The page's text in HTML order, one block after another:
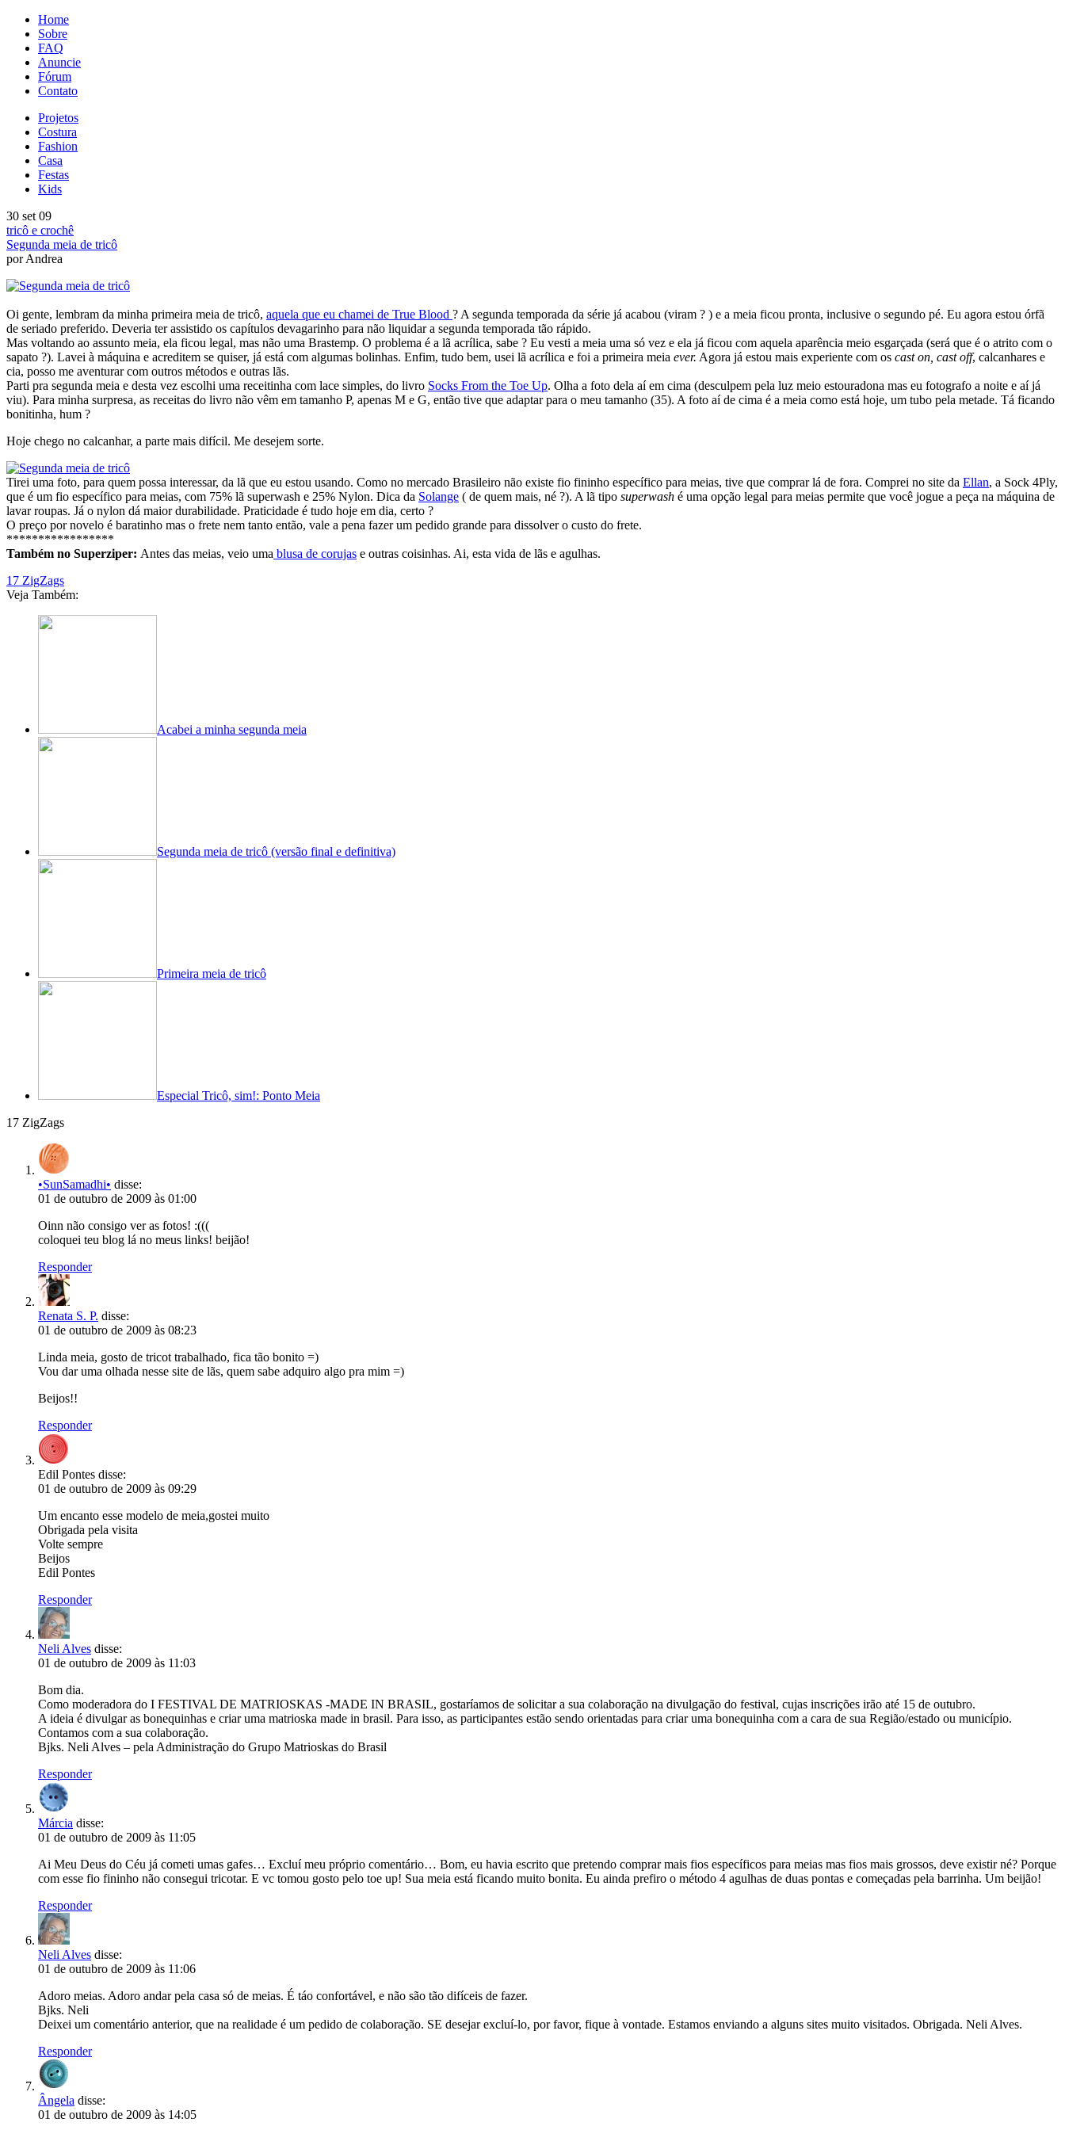
Home
Sobre
FAQ
Anuncie
Fórum
Contato
Projetos
Costura
Fashion
Casa
Festas
Kids
30 set 09
tricô e crochê
Segunda meia de tricô
por Andrea
Oi gente, lembram da minha primeira meia de tricô, aquela que eu chamei de True Blood ? A segunda temporada da série já acabou (viram ? ) e a meia ficou pronta, inclusive o segundo pé. Eu agora estou órfã
de seriado preferido. Deveria ter assistido os capítulos devagarinho para não liquidar a segunda temporada tão rápido.
Mas voltando ao assunto meia, ela ficou legal, mas não uma Brastemp. O problema é a lã acrílica, sabe ? Eu vesti a meia uma só vez e ela já ficou com aquela aparência meio esgarçada (será que é o atrito com o
sapato ?). Lavei à máquina e acreditem se quiser, já está com algumas bolinhas. Enfim, tudo bem, usei lã acrílica e foi a primeira meia ever. Agora já estou mais experiente com os cast on, cast off, calcanhares e
cia, posso me aventurar com outros métodos e outras lãs.
Parti pra segunda meia e desta vez escolhi uma receitinha com lace simples, do livro Socks From the Toe Up. Olha a foto dela aí em cima (desculpem pela luz meio estouradona mas eu fotografo a noite e aí já
viu). Para minha surpresa, as receitas do livro não vêm em tamanho P, apenas M e G, então tive que adaptar para o meu tamanho (35). A foto aí de cima é a meia como está hoje, um tubo pela metade. Tá ficando
bonitinha, hum ?
Hoje chego no calcanhar, a parte mais difícil. Me desejem sorte.
Tirei uma foto, para quem possa interessar, da lã que eu estou usando. Como no mercado Brasileiro não existe fio fininho específico para meias, tive que comprar lá de fora. Comprei no site da Ellan, a Sock 4Ply,
que é um fio específico para meias, com 75% lã superwash e 25% Nylon. Dica da Solange ( de quem mais, né ?). A lã tipo superwash é uma opção legal para meias permite que você jogue a peça na máquina de
lavar roupas. Já o nylon dá maior durabilidade. Praticidade é tudo hoje em dia, certo ?
O preço por novelo é baratinho mas o frete nem tanto então, vale a pena fazer um pedido grande para dissolver o custo do frete.
*****************
Também no Superziper: Antes das meias, veio uma blusa de corujas e outras coisinhas. Ai, esta vida de lãs e agulhas.
17 ZigZags
Veja Também:
Acabei a minha segunda meia
Segunda meia de tricô (versão final e definitiva)
Primeira meia de tricô
Especial Tricô, sim!: Ponto Meia
17 ZigZags
•SunSamadhi• disse:
01 de outubro de 2009 às 01:00
Oinn não consigo ver as fotos! :(((
coloquei teu blog lá no meus links! beijão!
Responder
Renata S. P. disse:
01 de outubro de 2009 às 08:23
Linda meia, gosto de tricot trabalhado, fica tão bonito =)
Vou dar uma olhada nesse site de lãs, quem sabe adquiro algo pra mim =)
Beijos!!
Responder
Edil Pontes disse:
01 de outubro de 2009 às 09:29
Um encanto esse modelo de meia,gostei muito
Obrigada pela visita
Volte sempre
Beijos
Edil Pontes
Responder
Neli Alves disse:
01 de outubro de 2009 às 11:03
Bom dia.
Como moderadora do I FESTIVAL DE MATRIOSKAS -MADE IN BRASIL, gostaríamos de solicitar a sua colaboração na divulgação do festival, cujas inscrições irão até 15 de outubro.
A ideia é divulgar as bonequinhas e criar uma matrioska made in brasil. Para isso, as participantes estão sendo orientadas para criar uma bonequinha com a cara de sua Região/estado ou município.
Contamos com a sua colaboração.
Bjks. Neli Alves – pela Administração do Grupo Matrioskas do Brasil
Responder
Márcia disse:
01 de outubro de 2009 às 11:05
Ai Meu Deus do Céu já cometi umas gafes… Excluí meu próprio comentário… Bom, eu havia escrito que pretendo comprar mais fios específicos para meias mas fios mais grossos, deve existir né? Porque
com esse fio fininho não consegui tricotar. E vc tomou gosto pelo toe up! Sua meia está ficando muito bonita. Eu ainda prefiro o método 4 agulhas de duas pontas e começadas pela barrinha. Um beijão!
Responder
Neli Alves disse:
01 de outubro de 2009 às 11:06
Adoro meias. Adoro andar pela casa só de meias. É táo confortável, e não são tão difíceis de fazer.
Bjks. Neli
Deixei um comentário anterior, que na realidade é um pedido de colaboração. SE desejar excluí-lo, por favor, fique à vontade. Estamos enviando a alguns sites muito visitados. Obrigada. Neli Alves.
Responder
Ângela disse:
01 de outubro de 2009 às 14:05